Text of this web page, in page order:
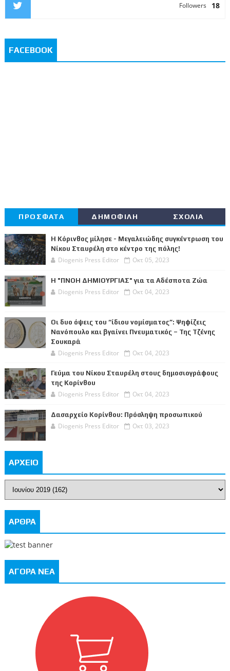
18
Followers
FACEBOOK
ΠΡΟΣΦΑΤΑ ΔΗΜΟΦΙΛΗ ΣΧΟΛΙΑ
Η Κόρινθος μίλησε - Μεγαλειώδης συγκέντρωση του
Νίκου Σταυρέλη στο κέντρο της πόλης!
Diogenis Press Editor Οκτ 05, 2023
Η "ΠΝΟΗ ΔΗΜΙΟΥΡΓΙΑΣ" για τα Αδέσποτα Ζώα
Diogenis Press Editor Οκτ 04, 2023
Οι δυο όψεις του “ίδιου νομίσματος”: Ψηφίζεις
Νανόπουλο και βγαίνει Πνευματικός – Της Τζένης
Σουκαρά
Diogenis Press Editor Οκτ 04, 2023
Γεύμα του Νίκου Σταυρέλη στους δημοσιογράφους
της Κορίνθου
Diogenis Press Editor Οκτ 04, 2023
Δασαρχείο Κορίνθου: Πρόσληψη προσωπικού
Diogenis Press Editor Οκτ 03, 2023
ΑΡΧΕΙΟ
ΑΡΘΡΑ
ΑΓΟΡΑ ΝΕΑ